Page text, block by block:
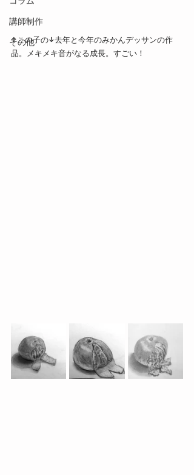
講師制作
その他
↑この子の↓去年と今年のみかんデッサンの作
品。メキメキ音がなる成長。すごい！